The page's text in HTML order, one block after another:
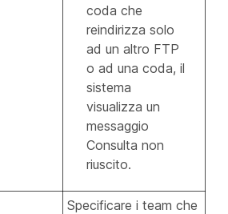
coda che
reindirizza solo
ad un altro FTP
o ad una coda, il
sistema
visualizza un
messaggio
Consulta non
riuscito.
Specificare i team che